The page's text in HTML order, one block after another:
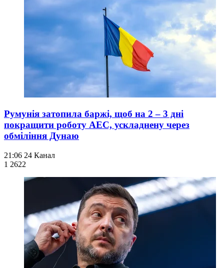
Румунія затопила баржі, щоб на 2 – 3 дні
покращити роботу АЕС, ускладнену через
обміління Дунаю
21:06 24 Канал
1 2622